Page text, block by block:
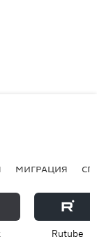
МИГРАЦИЯ
Rutube